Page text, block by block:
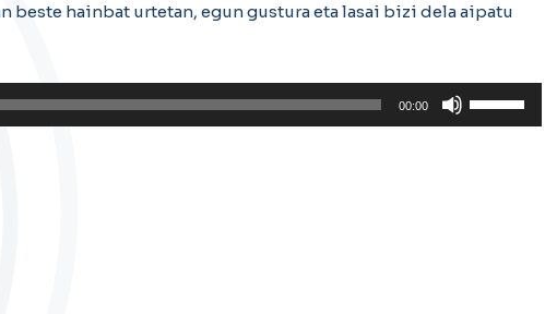
beste hainbat urtetan, egun gustura eta lasai bizi dela aipatu
00:00
Erabili
gora/behera